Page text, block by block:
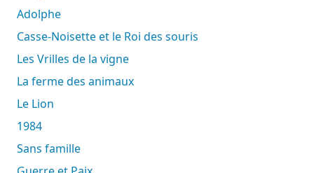
Adolphe
Casse-Noisette et le Roi des souris
Les Vrilles de la vigne
La ferme des animaux
Le Lion
1984
Sans famille